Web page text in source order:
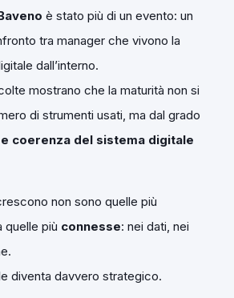
è stato più di un evento: un
tra manager che vivono la
dall’interno.
mostrano che la maturità non si
di strumenti usati, ma dal grado
coerenza del sistema digitale
non sono quelle più
quelle più connesse: nei dati, nei
diventa davvero strategico.